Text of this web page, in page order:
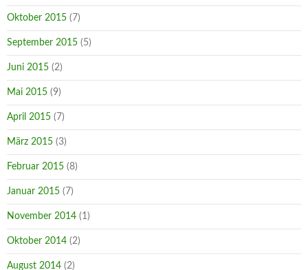
Oktober 2015 (7)
September 2015 (5)
Juni 2015 (2)
Mai 2015 (9)
April 2015 (7)
März 2015 (3)
Februar 2015 (8)
Januar 2015 (7)
November 2014 (1)
Oktober 2014 (2)
August 2014 (2)